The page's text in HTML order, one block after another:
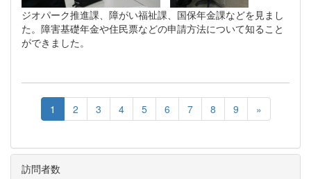
ジオパーク推進課、障がい福祉課、国保年金課などを見まし
た。障害基礎年金や住民票などの申請方法について知ること
ができました。
1 2 3 4 5 6 7 8 9 »
訪問者数